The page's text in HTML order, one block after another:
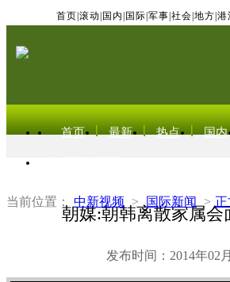
首页 滚动 国内 国际 军事 社会 地方 港
首页 最新 热点 国内
当前位置： 中新视频 > 国际新闻 > 正
朝媒:朝韩离散家属
发布时间：2014年02